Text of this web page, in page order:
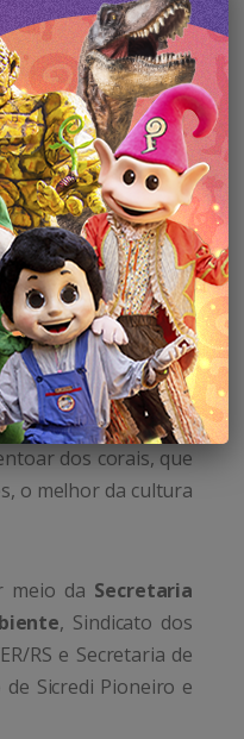
dos corais, que
o melhor da cultura
meio da Secretaria
, Sindicato dos
RS e Secretaria de
Sicredi Pioneiro e